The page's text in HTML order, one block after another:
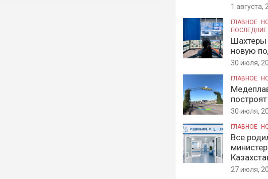
1 августа,
ГЛАВНОЕ
Шахтеры
новую
30 июля,
ГЛАВНОЕ
30 июля,
ГЛАВНОЕ
Все
27 июля,